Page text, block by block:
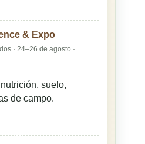
& Expo
· 24–26 de agosto ·
suelo,
de campo.